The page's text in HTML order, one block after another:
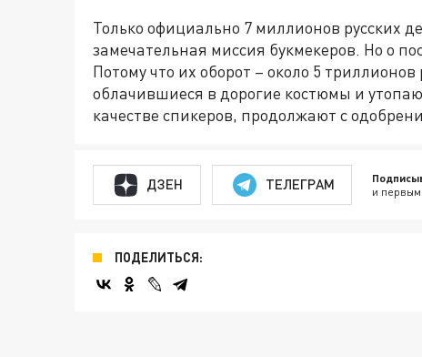
Только официально 7 миллионов русских
замечательная миссия букмекеров. Но о
Потому что их оборот – около 5
облачившиеся в дорогие костюмы и
качестве спикеров, продолжают с
ДЗЕН ТЕЛЕГРАМ и
ПОДЕЛИТЬСЯ: